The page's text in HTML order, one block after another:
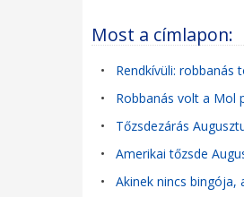
Most a címlapon:
• Rendkívüli:
• Robbanás volt a Mol
• Tőzsdezárás
• Amerikai tőzsde
• Akinek nincs bingója,